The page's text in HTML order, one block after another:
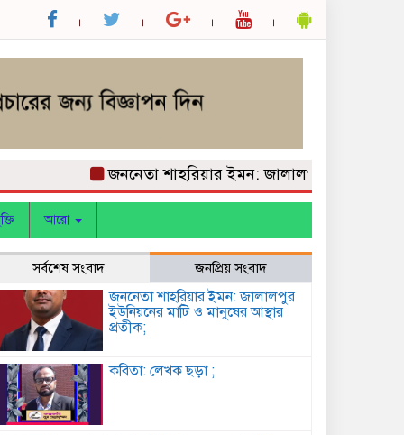
জননেতা শাহরিয়ার ইমন: জালালপুর ইউনিয়নের মাটি
আরো
সর্বশেষ সংবাদ জনপ্রিয় সংবাদ
জননেতা শাহরিয়ার ইমন: জালালপুর
ইউনিয়নের মাটি ও মানুষের আস্থার
প্রতীক;
কবিতা: লেখক ছড়া ;